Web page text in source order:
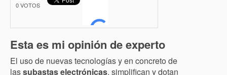
0VOTOS
Esta es mi opinión de experto
El uso de nuevas tecnologías y en concreto de
lassubastas electrónicas, simplifican y dotan